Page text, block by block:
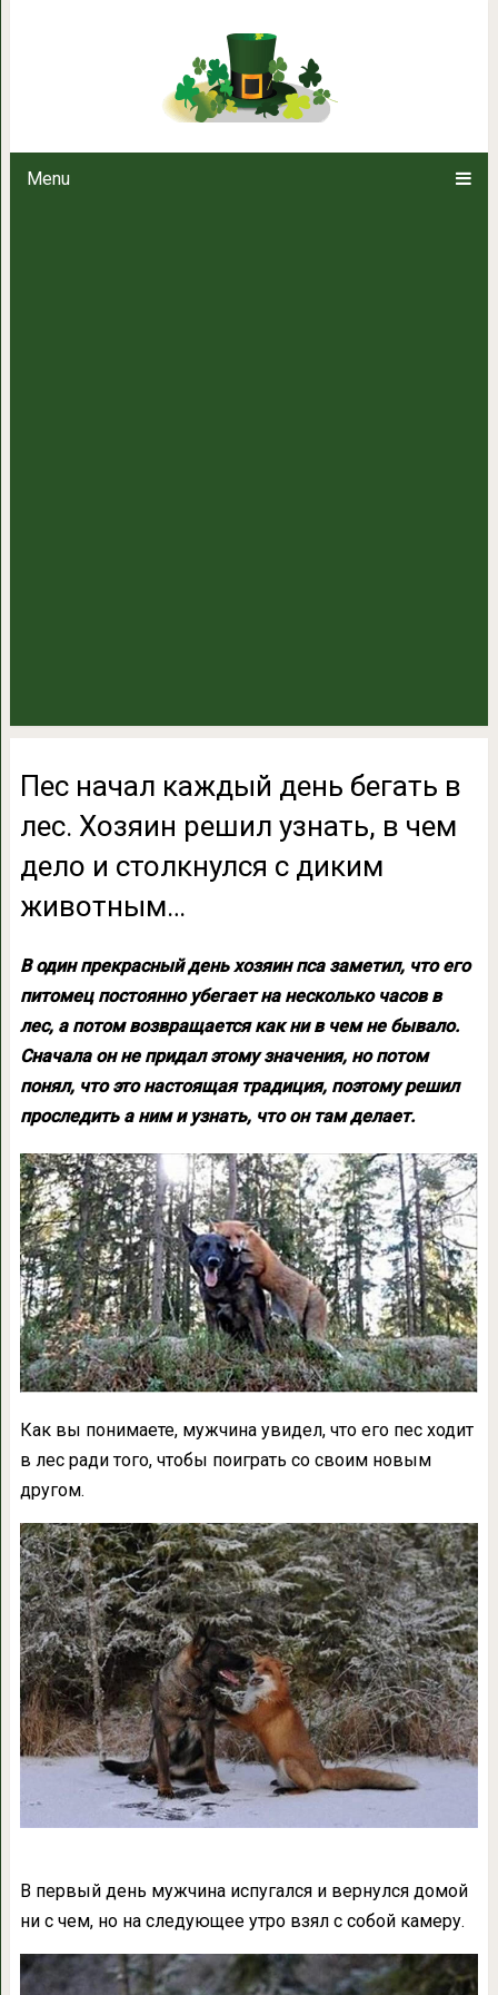
Menu
Пес начал каждый день бегать
чем дело и
Пес начал каждый день бегать в
лес. Хозяин решил узнать, в чем
дело и столкнулся с диким
животным…
В один прекрасный день хозяин пса заметил, что его
питомец постоянно убегает на несколько часов в
лес, а потом возвращается как ни в чем не бывало.
Сначала он не придал этому значения, но потом
понял, что это настоящая традиция, поэтому решил
проследить а ним и узнать, что он там делает.
Как вы понимаете, мужчина увидел, что его пес ходит
в лес ради того, чтобы поиграть со своим новым
другом.
В первый день мужчина испугался и вернулся домой
ни с чем, но на следующее утро взял с собой камеру.